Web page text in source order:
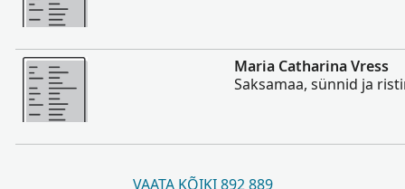
Rohkem
Maria Catharina Vress
Saksamaa, sünnid ja
VAATA KÕIKI 892 889